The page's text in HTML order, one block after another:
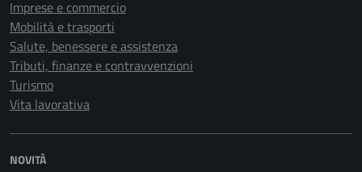
Imprese e commercio
Mobilità e trasporti
Salute, benessere e assistenza
Tributi, finanze e contravvenzioni
Turismo
Vita lavorativa
NOVITÀ